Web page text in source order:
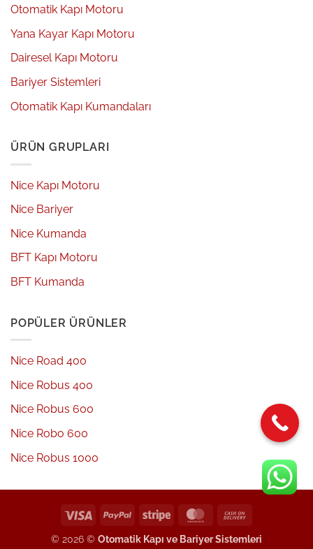
Otomatik Kapı Motoru
Yana Kayar Kapı Motoru
Dairesel Kapı Motoru
Bariyer Sistemleri
Otomatik Kapı Kumandaları
ÜRÜN GRUPLARI
Nice Kapı Motoru
Nice Bariyer
Nice Kumanda
BFT Kapı Motoru
BFT Kumanda
POPÜLER ÜRÜNLER
Nice Road 400
Nice Robus 400
Nice Robus 600
Nice Robo 600
Nice Robus 1000
Visa PayPal Stripe MasterCard
Delivery
© 2026 © Otomatik Kapı ve Bariyer Sistemleri